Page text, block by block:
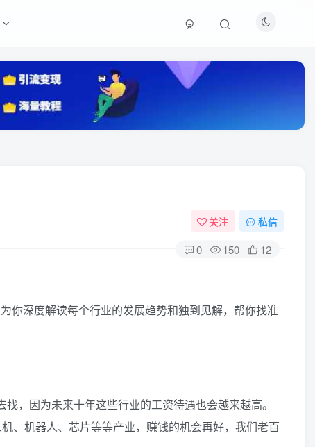
关注 私信
0 150 12
你深度解读每个行业的发展趋势和独到见解，帮你找准
，因为未来十年这些行业的工资待遇也会越来越高。
、机器人、芯片等等产业，赚钱的机会再好，我们老百